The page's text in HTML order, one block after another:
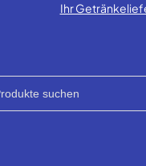
Ihr